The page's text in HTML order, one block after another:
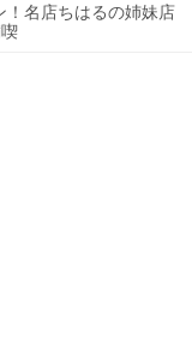
！名店ちはるの姉妹店